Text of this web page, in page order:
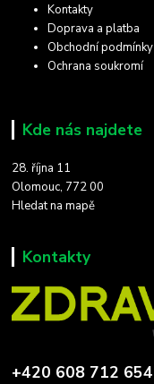
Kontakty
Doprava a platba
Obchodní podmínky
Ochrana soukromí
Kde nás najdete
28. října 11
Olomouc, 772 00
Hledat na mapě
Kontakty
+420 608 712 654